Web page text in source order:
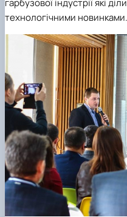
технологічними новинками.